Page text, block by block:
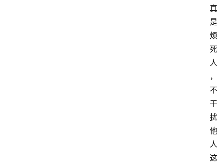
真
是
烦
死
人
，
不
干
扰
他
人
这